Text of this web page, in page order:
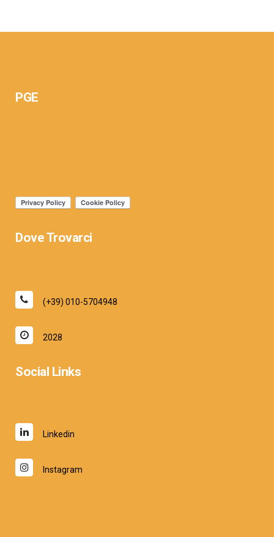
PGE
Dove Trovarci
(+39) 010-5704948
2028
Social Links
Linkedin
Instagram